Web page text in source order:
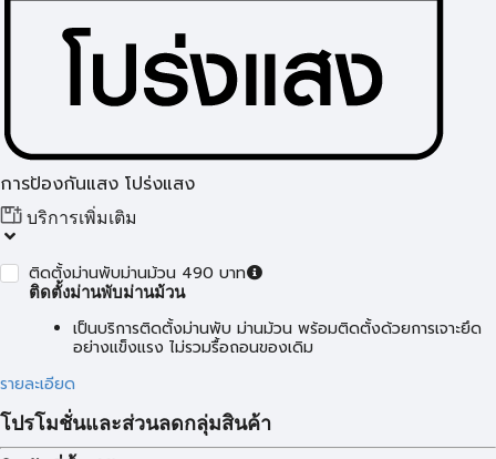
การป้องกันแสง โปร่งแสง
บริการเพิ่มเติม
ติดตั้งม่านพับม่านม้วน 490 บาท
ติดตั้งม่านพับม่านม้วน
เป็นบริการติดตั้งม่านพับ ม่านม้วน พร้อมติดตั้งด้วยการเจาะยึด
อย่างแข็งแรง ไม่รวมรื้อถอนของเดิม
รายละเอียด
โปรโมชั่นและส่วนลดกลุ่มสินค้า